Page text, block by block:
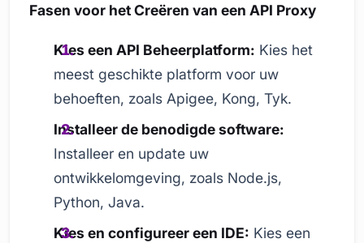
Fasen voor het Creëren van een API Proxy
Kies een API Beheerplatform: Kies het
meest geschikte platform voor uw
behoeften, zoals Apigee, Kong, Tyk.
Installeer de benodigde software:
Installeer en update uw
ontwikkelomgeving, zoals Node.js,
Python, Java.
Kies en configureer een IDE: Kies een